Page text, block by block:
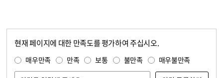
현재 페이지에 대한 만족도를 평가하여 주십시오.
매우만족 만족 보통 불만족 매우불만족